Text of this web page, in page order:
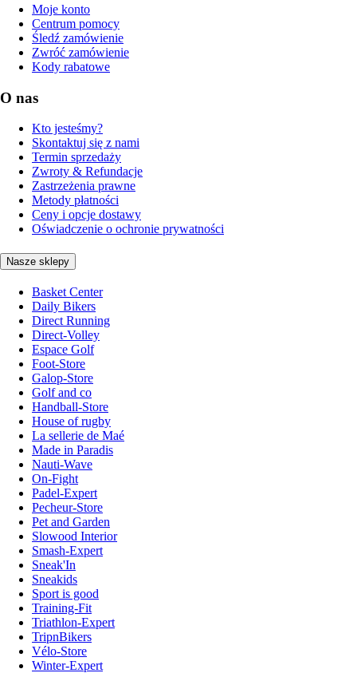
Moje konto
Centrum pomocy
Śledź zamówienie
Zwróć zamówienie
Kody rabatowe
O nas
Kto jesteśmy?
Skontaktuj się z nami
Termin sprzedaży
Zwroty & Refundacje
Zastrzeżenia prawne
Metody płatności
Ceny i opcje dostawy
Oświadczenie o ochronie prywatności
Nasze sklepy
Basket Center
Daily Bikers
Direct Running
Direct-Volley
Espace Golf
Foot-Store
Galop-Store
Golf and co
Handball-Store
House of rugby
La sellerie de Maé
Made in Paradis
Nauti-Wave
On-Fight
Padel-Expert
Pecheur-Store
Pet and Garden
Slowood Interior
Smash-Expert
Sneak'In
Sneakids
Sport is good
Training-Fit
Triathlon-Expert
TripnBikers
Vélo-Store
Winter-Expert